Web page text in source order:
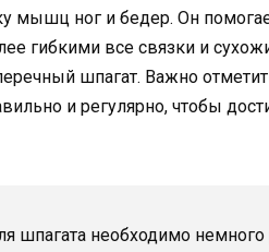
мышц ног и бедер. Он
гибкими все связки и
шпагат. Важно
и регулярно, чтобы
шпагата необходимо немного